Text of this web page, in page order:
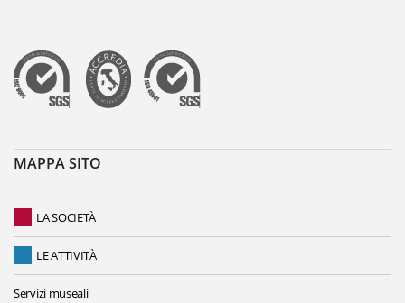
MAPPA SITO
LA SOCIETÀ
LE ATTIVITÀ
Servizi museali